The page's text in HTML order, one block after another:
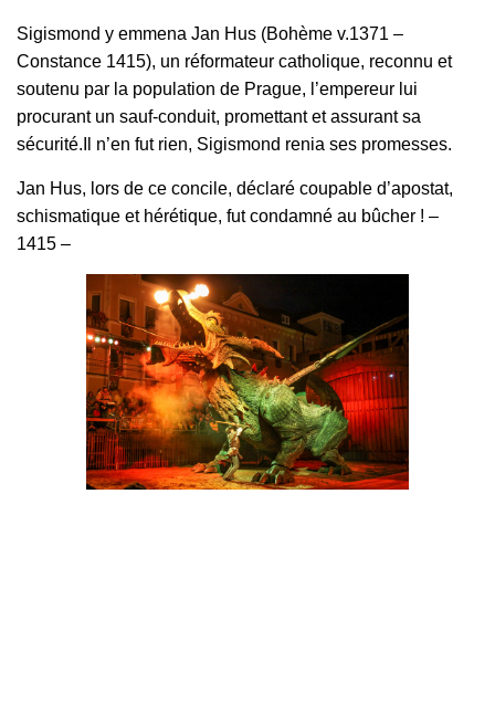
Sigismond y emmena Jan Hus (Bohème v.1371 –
Constance 1415), un réformateur catholique, reconnu et
soutenu par la population de Prague, l’empereur lui
procurant un sauf-conduit, promettant et assurant sa
sécurité.Il n’en fut rien, Sigismond renia ses promesses.
Jan Hus, lors de ce concile, déclaré coupable d’apostat,
schismatique et hérétique, fut condamné au bûcher ! –
1415 –